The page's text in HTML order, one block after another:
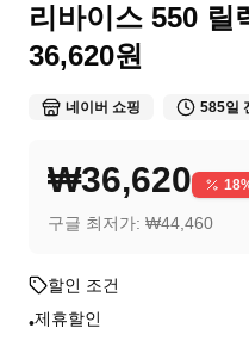
리바이스 550 릴
36,620원
네이버 쇼핑 585일
₩36,620 18
구글 최저가: ₩44,460
할인 조건
•제휴할인